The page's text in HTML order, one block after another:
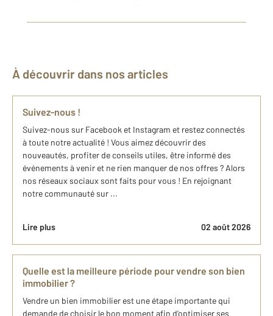
À découvrir dans nos articles
Suivez-nous !
Suivez-nous sur Facebook et Instagram et restez connectés
à toute notre actualité ! Vous aimez découvrir des
nouveautés, profiter de conseils utiles, être informé des
événements à venir et ne rien manquer de nos offres ? Alors
nos réseaux sociaux sont faits pour vous ! En rejoignant
notre communauté sur ...
Lire plus 02 août 2026
Quelle est la meilleure période pour vendre son bien
immobilier ?
Vendre un bien immobilier est une étape importante qui
demande de choisir le bon moment afin d’optimiser ses